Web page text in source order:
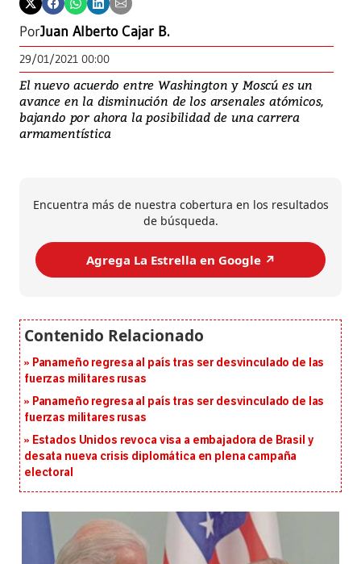
PorJuan Alberto Cajar B.
29/01/2021 00:00
El nuevo acuerdo entre Washington y Moscú es un
avance en la disminución de los arsenales atómicos,
bajando por ahora la posibilidad de una carrera
armamentística
Encuentra más de nuestra cobertura en los resultados
de búsqueda.
Agrega La Estrella en Google ↗️
Panameño regresa al país tras ser desvinculado de las
fuerzas militares rusas
Panameño regresa al país tras ser desvinculado de las
fuerzas militares rusas
Estados Unidos revoca visa a embajadora de Brasil y
desata nueva crisis diplomática en plena campaña
electoral